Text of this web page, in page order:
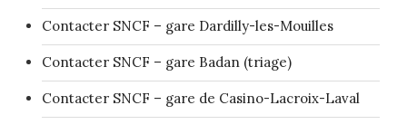
Contacter SNCF – gare Dardilly-les-Mouilles
Contacter SNCF – gare Badan (triage)
Contacter SNCF – gare de Casino-Lacroix-Laval